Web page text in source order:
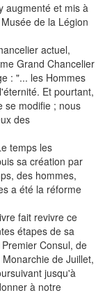
augmenté et mis à
de la Légion
actuel,
Grand Chancelier
: "... les Hommes
Et pourtant,
se modifie ; nous
des
temps les
sa création par
des hommes,
a été la réforme
fait revivre ce
étapes de sa
Consul, de
de Juillet,
jusqu'à
à notre